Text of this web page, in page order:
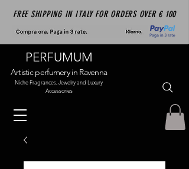
PERFUMUM
Artistic perfumery in Ravenna
Niche Fragrances, Jewelry and Luxury
Accessories
FREE SHIPPING IN ITALY FOR ORDERS OVER € 100